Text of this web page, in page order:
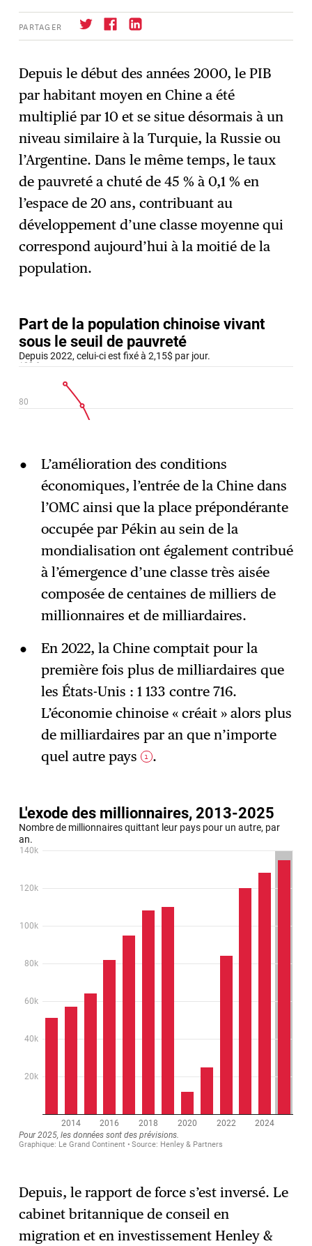
PARTAGER
→ S'abonner
Depuis le début des années 2000, le PIB
par habitant moyen en Chine a été
multiplié par 10 et se situe désormais à un
niveau similaire à la Turquie, la Russie ou
l’Argentine. Dans le même temps, le taux
de pauvreté a chuté de 45 % à 0,1 % en
l’espace de 20 ans, contribuant au
développement d’une classe moyenne qui
correspond aujourd’hui à la moitié de la
population.
L’amélioration des conditions
économiques, l’entrée de la Chine dans
l’OMC ainsi que la place prépondérante
occupée par Pékin au sein de la
mondialisation ont également contribué
à l’émergence d’une classe très aisée
composée de centaines de milliers de
millionnaires et de milliardaires.
En 2022, la Chine comptait pour la
première fois plus de milliardaires que
les États-Unis : 1 133 contre 716.
L’économie chinoise « créait » alors plus
de milliardaires par an que n’importe
quel autre pays
1 .
Depuis, le rapport de force s’est inversé. Le
cabinet britannique de conseil en
migration et en investissement Henley &